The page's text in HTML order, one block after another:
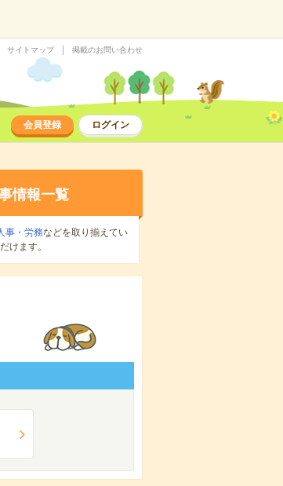
サイトマップ 掲載のお問い合わせ
会員登録 ログイン
情報一覧
事・労務などを取り揃えてい
けます。